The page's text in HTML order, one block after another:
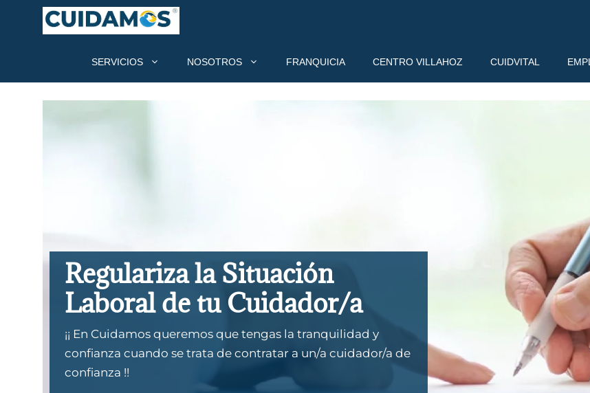
SERVICIOS NOSOTROS FRANQUICIA CENTRO VILLAHOZ CUIDVITAL
Regulariza la Situación
Laboral de tu Cuidador/a
¡¡ En Cuidamos queremos que tengas la tranquilidad y
confianza cuando se trata de contratar a un/a cuidador/a de
confianza !!